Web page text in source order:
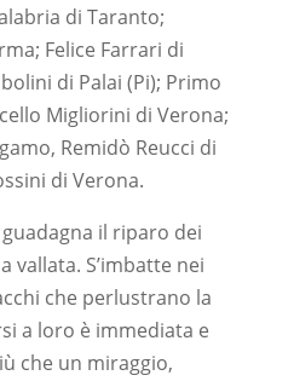
di Taranto;
Felice Farrari di
di Palai (Pi); Primo
Migliorini di Verona;
Remidò Reucci di
di Verona.
il riparo dei
vallata. S’imbatte nei
che perlustrano la
a loro è immediata e
che un miraggio,